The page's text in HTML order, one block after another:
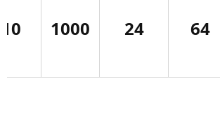
64
24
1000
10